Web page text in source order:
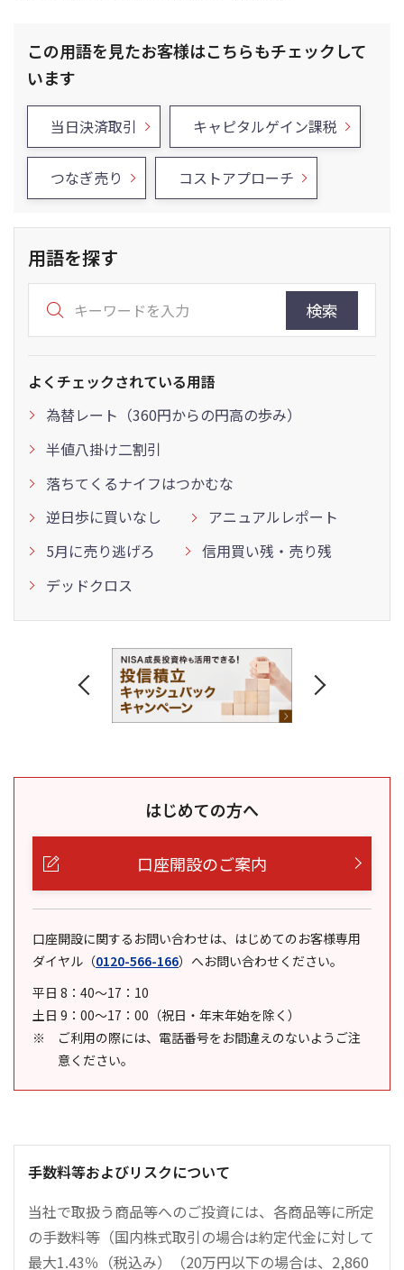
この用語を見たお客様はこちらもチェックして
います
当日決済取引 キャピタルゲイン課税
つなぎ売り コストアプローチ
用語を探す
検索
よくチェックされている用語
為替レート（360円からの円高の歩み）
半値八掛け二割引
落ちてくるナイフはつかむな
逆日歩に買いなし
アニュアルレポート
5月に売り逃げろ
信用買い残・売り残
デッドクロス
はじめての方へ
口座開設のご案内
口座開設に関するお問い合わせは、はじめてのお客様専用
ダイヤル （0120-566-166） へお問い合わせください。
平日 8：40～17：10
土日 9：00～17：00（祝日・年末年始を除く）
ご利用の際には、電話番号をお間違えのないようご注
意ください。
手数料等およびリスクについて
当社で取扱う商品等へのご投資には、各商品等に所定
の手数料等（国内株式取引の場合は約定代金に対して
最大1.43％（税込み）（20万円以下の場合は、2,860